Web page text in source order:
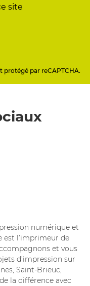
site
protégé par reCAPTCHA.
numérique et
l’imprimeur de
et vous
d’impression sur
Saint-Brieuc,
la différence avec